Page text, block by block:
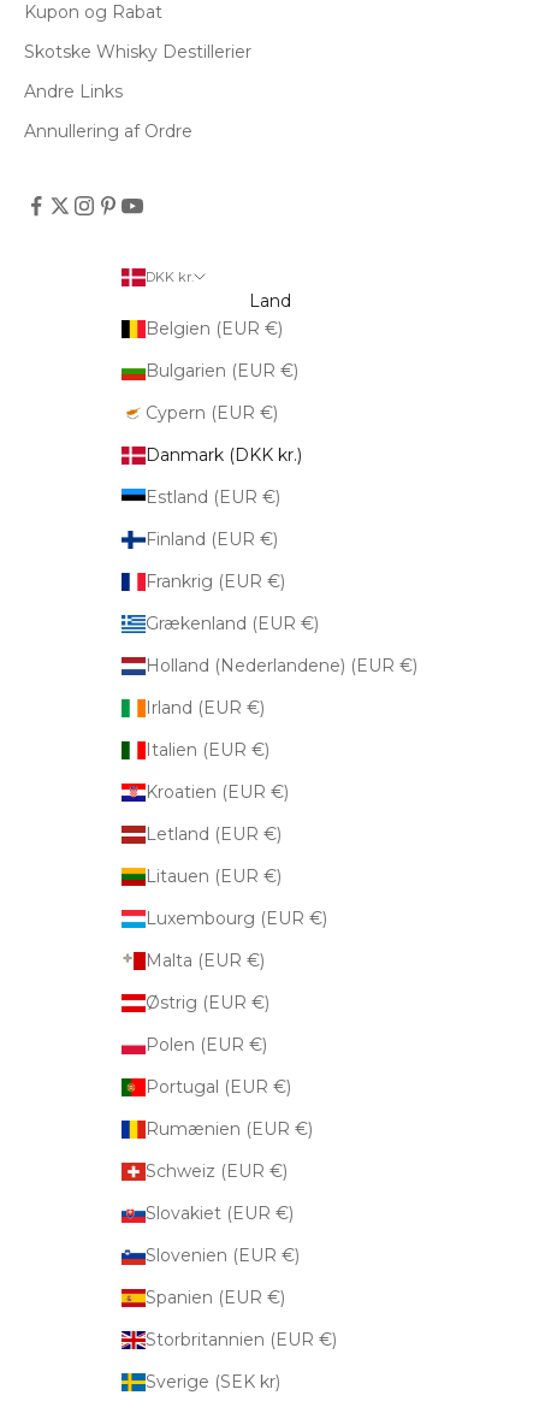
Kupon og Rabat
Skotske Whisky Destillerier
Andre Links
Annullering af Ordre
DKK kr.
Land
Belgien (EUR €)
Bulgarien (EUR €)
Cypern (EUR €)
Danmark (DKK kr.)
Estland (EUR €)
Finland (EUR €)
Frankrig (EUR €)
Grækenland (EUR €)
Holland (Nederlandene) (EUR €)
Irland (EUR €)
Italien (EUR €)
Kroatien (EUR €)
Letland (EUR €)
Litauen (EUR €)
Luxembourg (EUR €)
Malta (EUR €)
Østrig (EUR €)
Polen (EUR €)
Portugal (EUR €)
Rumænien (EUR €)
Schweiz (EUR €)
Slovakiet (EUR €)
Slovenien (EUR €)
Spanien (EUR €)
Storbritannien (EUR €)
Sverige (SEK kr)